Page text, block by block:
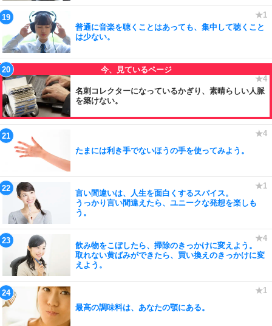
普通に音楽を聴くことはあっても、集中して聴くこと
は少ない。
名刺コレクターになっているかぎり、素晴らしい人脈
を築けない。
たまには利き手でないほうの手を使ってみよう。
言い間違いは、人生を面白くするスパイス。
うっかり言い間違えたら、ユニークな発想を楽しも
う。
飲み物をこぼしたら、掃除のきっかけに変えよう。
取れない黄ばみができたら、買い換えのきっかけに変
えよう。
最高の調味料は、あなたの顎にある。